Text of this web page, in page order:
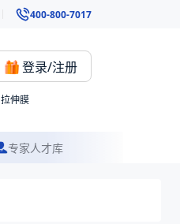
400-800-7017
登录/注册
拉伸膜
专家人才库